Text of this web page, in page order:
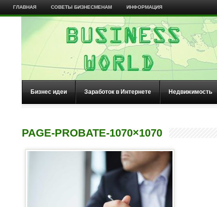
ГЛАВНАЯ СОВЕТЫ БИЗНЕСМЕНАМ ИНФОРМАЦИЯ
Бизнес идеи Заработок в Интернете Недвижимость
PAGE-PROBATE-1070×1070